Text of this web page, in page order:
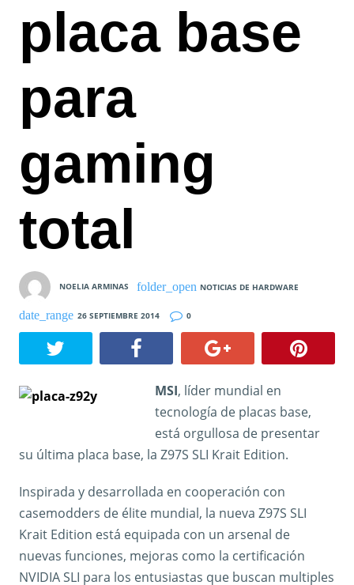
placa base
para
gaming
total
NOELIA ARMINAS NOTICIAS DE HARDWARE
26 SEPTIEMBRE 2014 0
MSI, líder mundial en
tecnología de placas base,
está orgullosa de presentar
su última placa base, la Z97S SLI Krait Edition.
Inspirada y desarrollada en cooperación con
casemodders de élite mundial, la nueva Z97S SLI
Krait Edition está equipada con un arsenal de
nuevas funciones, mejoras como la certificación
NVIDIA SLI para los entusiastas que buscan multiples